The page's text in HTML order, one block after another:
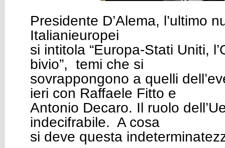
Presidente D’Alema, l’ultimo
Italianieuropei
si intitola “Europa-Stati Uniti,
bivio”, temi che si
sovrappongono a quelli
ieri con Raffaele Fitto e
Antonio Decaro. Il ruolo
indecifrabile. A cosa
si deve questa